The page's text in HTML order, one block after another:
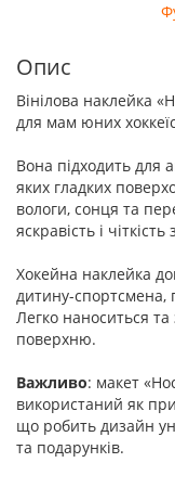
Опис
Вінілова наклейка
для мам юних
Вона підходить для
яких гладких
вологи, сонця та
яскравість і
Хокейна наклейка
дитину-спортсмена,
Легко наноситься
поверхню.
Важливо: макет
використаний як
що робить дизайн
та подарунків.